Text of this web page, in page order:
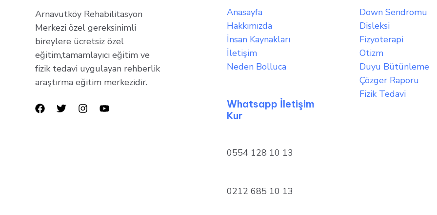
Arnavutköy Rehabilitasyon
Merkezi özel gereksinimli
bireylere ücretsiz özel
eğitim,tamamlayıcı eğitim ve
fizik tedavi uygulayan rehberlik
araştırma eğitim merkezidir.
Anasayfa
Hakkımızda
İnsan Kaynakları
İletişim
Neden Bolluca
Whatsapp İletişim
Kur
0554 128 10 13
0212 685 10 13
Down Sendromu
Disleksi
Fizyoterapi
Otizm
Duyu Bütünleme
Çözger Raporu
Fizik Tedavi